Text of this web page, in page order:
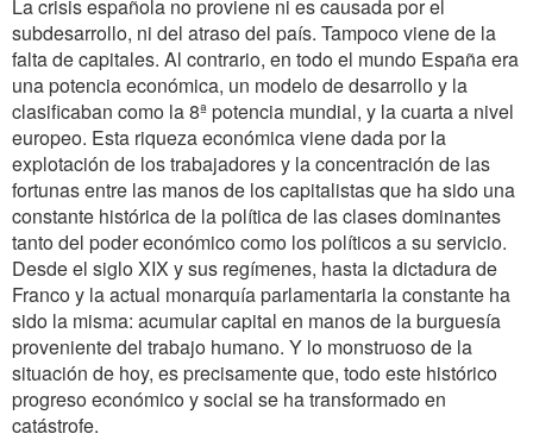
La crisis española no proviene ni es causada por el
subdesarrollo, ni del atraso del país. Tampoco viene de la
falta de capitales. Al contrario, en todo el mundo España era
una potencia económica, un modelo de desarrollo y la
clasificaban como la 8ª potencia mundial, y la cuarta a nivel
europeo. Esta riqueza económica viene dada por la
explotación de los trabajadores y la concentración de las
fortunas entre las manos de los capitalistas que ha sido una
constante histórica de la política de las clases dominantes
tanto del poder económico como los políticos a su servicio.
Desde el siglo XIX y sus regímenes, hasta la dictadura de
Franco y la actual monarquía parlamentaria la constante ha
sido la misma: acumular capital en manos de la burguesía
proveniente del trabajo humano. Y lo monstruoso de la
situación de hoy, es precisamente que, todo este histórico
progreso económico y social se ha transformado en
catástrofe.